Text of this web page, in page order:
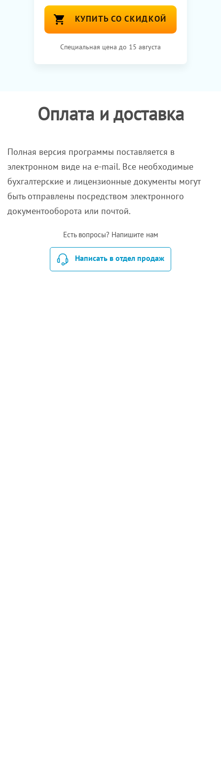
КУПИТЬ СО СКИДКОЙ
Специальная цена до 15 августа
Оплата и доставка
Полная версия программы поставляется в
электронном виде на e-mail. Все необходимые
бухгалтерские и лицензионные документы могут
быть отправлены посредством электронного
документооборота или почтой.
Есть вопросы? Напишите нам
Написать в отдел продаж